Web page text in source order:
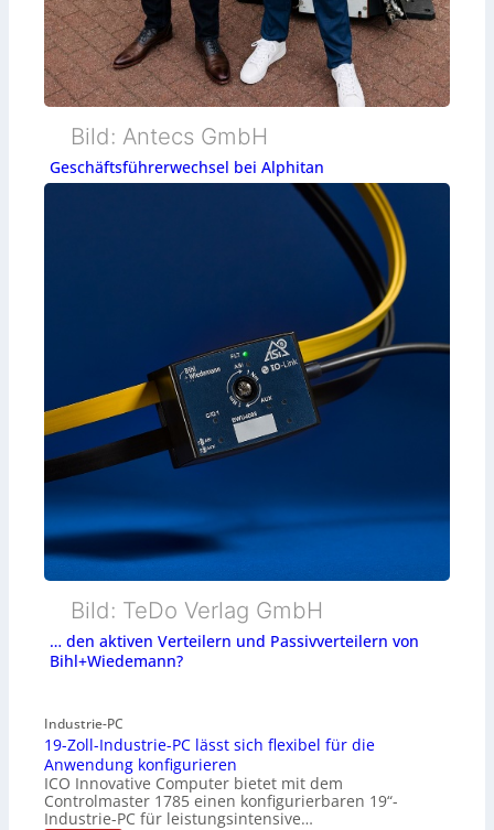
Bild: Antecs GmbH
Geschäftsführerwechsel bei Alphitan
Bild: TeDo Verlag GmbH
… den aktiven Verteilern und Passivverteilern von
Bihl+Wiedemann?
Industrie-PC
19-Zoll-Industrie-PC lässt sich flexibel für die
Anwendung konfigurieren
ICO Innovative Computer bietet mit dem
Controlmaster 1785 einen konfigurierbaren 19“-
Industrie-PC für leistungsintensive…